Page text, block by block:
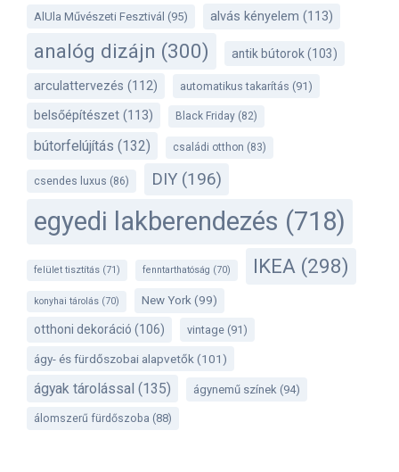
AlUla Művészeti Fesztivál (95) alvás kényelem (113)
analóg dizájn (300) antik bútorok (103)
arculattervezés (112) automatikus takarítás (91)
belsőépítészet (113) Black Friday (82)
bútorfelújítás (132) családi otthon (83)
csendes luxus (86) DIY (196)
egyedi lakberendezés (718)
felület tisztítás (71) fenntarthatóság (70) IKEA (298)
konyhai tárolás (70) New York (99)
otthoni dekoráció (106) vintage (91)
ágy- és fürdőszobai alapvetők (101)
ágyak tárolással (135) ágynemű színek (94)
álomszerű fürdőszoba (88)